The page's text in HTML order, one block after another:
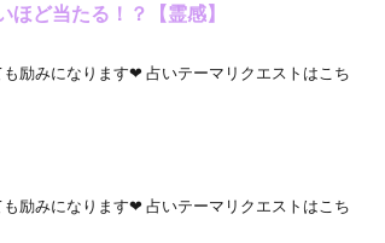
ほど当たる！？【霊感】
励みになります❤ 占いテーマリクエストはこち
励みになります❤ 占いテーマリクエストはこち